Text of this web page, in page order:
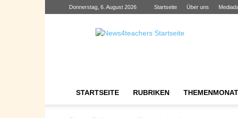
Donnerstag, 6. August 2026 Startseite Über uns
News4teachers
STARTSEITE RUBRIKEN